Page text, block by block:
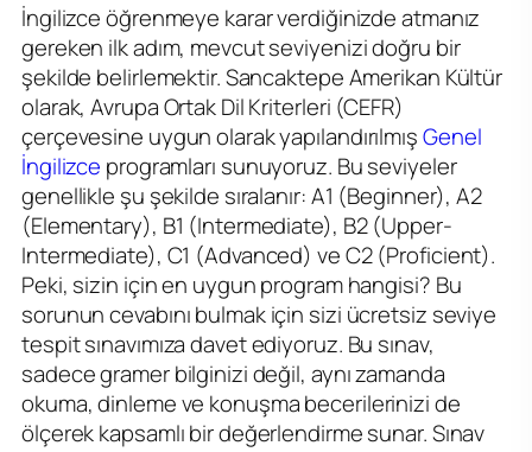
İngilizce öğrenmeye karar verdiğinizde atmanız
gereken ilk adım, mevcut seviyenizi doğru bir
şekilde belirlemektir. Sancaktepe Amerikan Kültür
olarak, Avrupa Ortak Dil Kriterleri (CEFR)
çerçevesine uygun olarak yapılandırılmışGenel
İngilizce programları sunuyoruz. Bu seviyeler
genellikle şu şekilde sıralanır: A1 (Beginner), A2
(Elementary), B1 (Intermediate), B2 (Upper-
Intermediate), C1 (Advanced) ve C2 (Proficient).
Peki, sizin için en uygun program hangisi? Bu
sorunun cevabını bulmak için sizi ücretsiz seviye
tespit sınavımıza davet ediyoruz. Bu sınav,
sadece gramer bilginizi değil, aynı zamanda
okuma, dinleme ve konuşma becerilerinizi de
ölçerek kapsamlı bir değerlendirme sunar. Sınav